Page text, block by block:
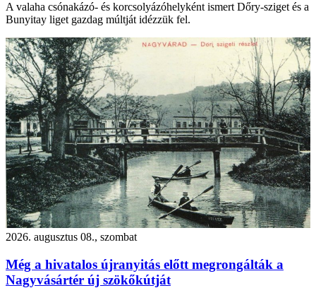
A valaha csónakázó- és korcsolyázóhelyként ismert Dőry-sziget és a
Bunyitay liget gazdag múltját idézzük fel.
2026. augusztus 08., szombat
Még a hivatalos újranyitás előtt megrongálták a
Nagyvásártér új szökőkútját